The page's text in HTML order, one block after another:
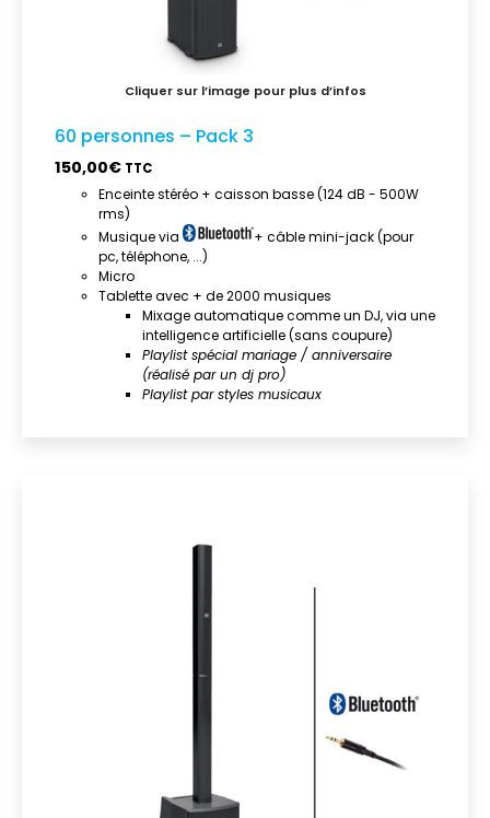
60 personnes – Pack 3
150,00€ TTC
Enceinte stéréo + caisson basse (124 dB - 500W
rms)
Musique via
+ câble mini-jack (pour
pc, téléphone, ...)
Micro
Tablette avec + de 2000 musiques
Mixage automatique comme un DJ, via une
intelligence artificielle (sans coupure)
Playlist spécial mariage / anniversaire
(réalisé par un dj pro)
Playlist par styles musicaux